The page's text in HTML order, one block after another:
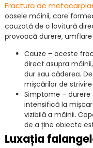
Fractura de
oasele mâinii, care
cauzată de o lovitură
provoacă durere,
Cauze – aceste
direct asupra
dur sau căderea.
mișcărilor de
Simptome – durere
intensifică la
vizibilă a mâinii.
de a ține obiecte
Luxația